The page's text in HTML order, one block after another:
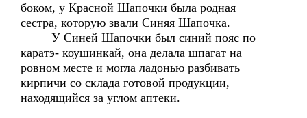
боком, у Красной Шапочки была родная
сестра, которую звали Синяя Шапочка.
У Синей Шапочки был синий пояс по
каратэ- коушинкай, она делала шпагат на
ровном месте и могла ладонью разбивать
кирпичи со склада готовой продукции,
находящийся за углом аптеки.